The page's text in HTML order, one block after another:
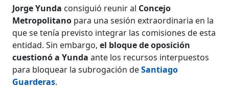
Jorge Yunda consiguió reunir al Concejo
Metropolitano para una sesión extraordinaria en la
que se tenía previsto integrar las comisiones de esta
entidad. Sin embargo,el bloque de oposición
cuestionó a Yunda ante los recursos interpuestos
para bloquear la subrogación deSantiago
Guarderas.